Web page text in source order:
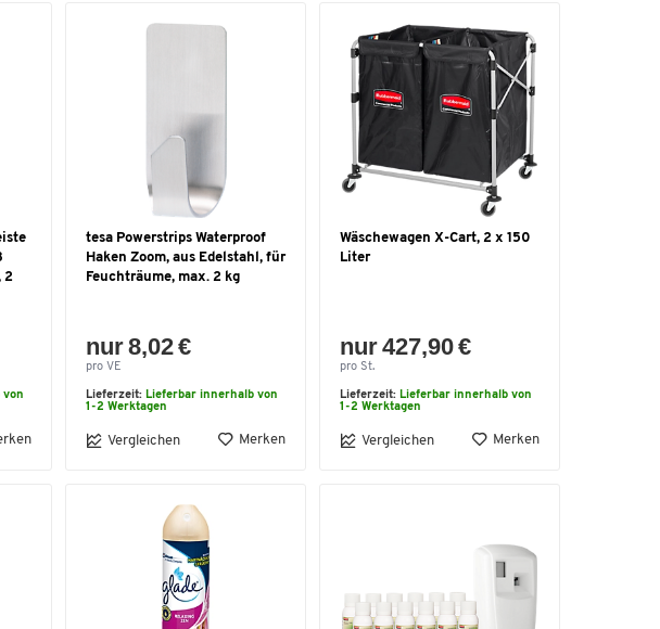
2
von
tesa Powerstrips Waterproof
Haken Zoom, aus Edelstahl, für
Feuchträume, max. 2 kg
nur 8,02 €
pro VE
Lieferzeit: Lieferbar innerhalb von
1-2 Werktagen
Vergleichen Merken
Wäschewagen X-Cart, 2 x 150
Liter
nur 427,90 €
pro St.
Lieferzeit: Lieferbar innerhalb von
1-2 Werktagen
Vergleichen Merken